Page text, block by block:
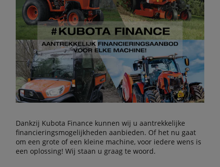
Dankzij Kubota Finance kunnen wij u aantrekkelijke
financieringsmogelijkheden aanbieden. Of het nu gaat
om een grote of een kleine machine, voor iedere wens is
een oplossing! Wij staan u graag te woord.